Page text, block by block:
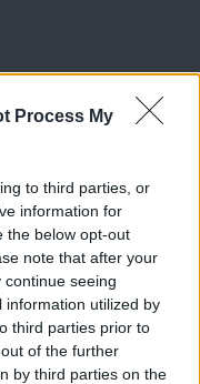
Process My
to third parties, or
information for
the below opt-out
note that after your
seeing
information utilized by
third parties prior to
of the further
by third parties on the